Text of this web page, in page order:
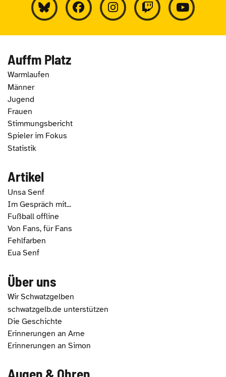
Auffm Platz
Warmlaufen
Männer
Jugend
Frauen
Stimmungsbericht
Spieler im Fokus
Statistik
Artikel
Unsa Senf
Im Gespräch mit...
Fußball offline
Von Fans, für Fans
Fehlfarben
Eua Senf
Über uns
Wir Schwatzgelben
schwatzgelb.de unterstützen
Die Geschichte
Erinnerungen an Arne
Erinnerungen an Simon
Augen & Ohren